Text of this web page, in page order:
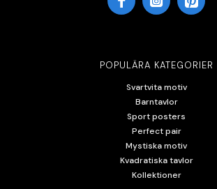
POPULÄRA KATEGORIER
Svartvita motiv
Barntavlor
Sport posters
Perfect pair
Mystiska motiv
Kvadratiska tavlor
Kollektioner